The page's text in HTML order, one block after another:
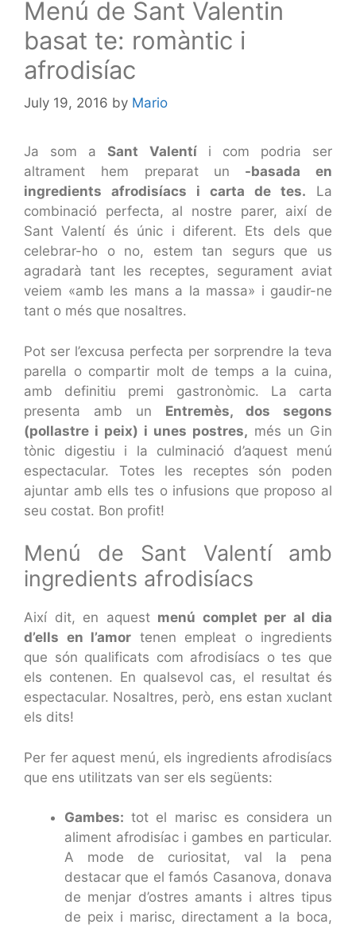
Menú de Sant Valentin
basat te: romàntic i
afrodisíac
July 19, 2016 by Mario
Ja som aSant Valentíi com podria ser
altrament hem preparat un -basada en
ingredients afrodisíacs i carta de tes. La
combinació perfecta, al nostre parer, així de
Sant Valentí és únic i diferent. Ets dels que
celebrar-ho o no, estem tan segurs que us
agradarà tant les receptes, segurament aviat
veiem «amb les mans a la massa» i gaudir-ne
tant o més que nosaltres.
Pot ser l’excusa perfecta per sorprendre la teva
parella o compartir molt de temps a la cuina,
amb definitiu premi gastronòmic. La carta
presenta amb un Entremès, dos segons
(pollastre i peix) i unes postres, més un Gin
tònic digestiu i la culminació d’aquest menú
espectacular. Totes les receptes són poden
ajuntar amb ells tes o infusions que proposo al
seu costat. Bon profit!
Menú de Sant Valentí amb
ingredients afrodisíacs
Així dit, en aquest menú complet per al dia
d’ells en l’amor tenen empleat o ingredients
que són qualificats com afrodisíacs o tes que
els contenen. En qualsevol cas, el resultat és
espectacular. Nosaltres, però, ens estan xuclant
els dits!
Per fer aquest menú, els ingredients afrodisíacs
que ens utilitzats van ser els següents:
Gambes: tot el marisc es considera un
aliment afrodisíac i gambes en particular.
A mode de curiositat, val la pena
destacar que el famós Casanova, donava
de menjar d’ostres amants i altres tipus
de peix i marisc, directament a la boca,